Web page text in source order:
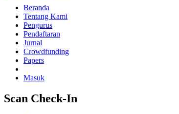
Beranda
Tentang Kami
Pengurus
Pendaftaran
Jurnal
Crowdfunding
Papers
Masuk
Scan Check-In